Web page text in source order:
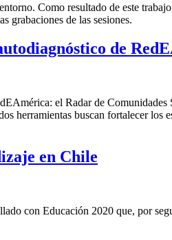
Como resultado de este
grabaciones de las sesiones.
de
el Radar de
herramientas buscan fortalecer los
en Chile
con Educación 2020 que, por